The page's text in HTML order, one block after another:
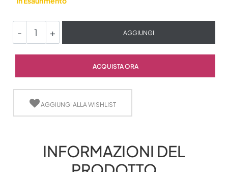
AGGIUNGI
ACQUISTA ORA
AGGIUNGI ALLA WISHLIST
INFORMAZIONI DEL